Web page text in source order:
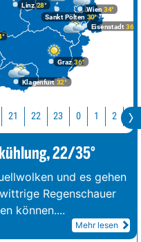
Graz36°
Klagenfurt 32°
Linz28°
Wien 34°
Eisenstadt 36°
Sankt Pölten 30°
21 22 23 0 1 2 3
22/35°
und es gehen
Regenschauer
können....
Mehr lesen